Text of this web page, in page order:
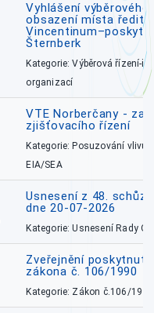
Vyhlášení výběrového
obsazení místa
Šternberk
Kategorie: Výběrová řízení-
organizací
VTE Norberčany -
zjišťovacího řízení
Kategorie: Posuzování vlivů
EIA/SEA
Usnesení z 48.
dne 20-07-2026
Kategorie: Usnesení Rady
Zveřejnění poskytnutí
zákona č. 106/1990
Kategorie: Zákon č.106/1999